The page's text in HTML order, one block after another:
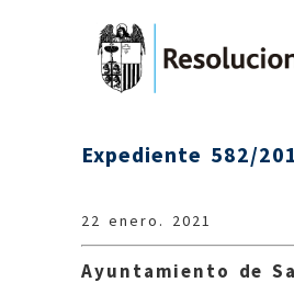
Expediente 582/
22 enero. 2021
Ayuntamiento de